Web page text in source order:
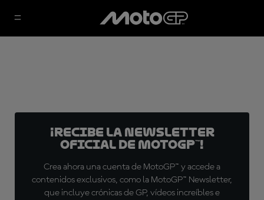
¡Recibe la Newsletter
oficial de MotoGP™!
Crea ahora una cuenta de MotoGP™ y accede a
contenidos exclusivos, como la MotoGP™ Newsletter,
que incluye crónicas de GP, vídeos increíbles e